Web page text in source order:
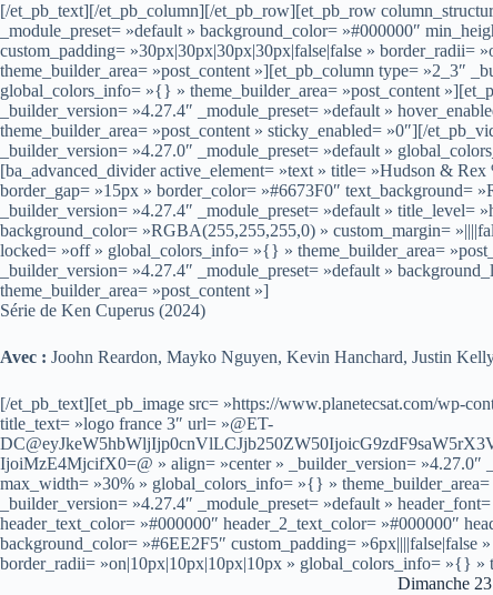
[/et_pb_text][/et_pb_column][/et_pb_row][et_pb_row
_module_preset= »default » background_color= »#000000″
custom_padding= »30px|30px|30px|30px|false|false »
theme_builder_area= »post_content »][et_pb_column type= »2_3″
global_colors_info= »{} » theme_builder_area= »post_content
_builder_version= »4.27.4″ _module_preset= »default »
theme_builder_area= »post_content » sticky_enabled= »0″][/
_builder_version= »4.27.0″ _module_preset= »default »
[ba_advanced_divider active_element= »text » title= »Hudson &
border_gap= »15px » border_color= »#6673F0″ text_background=
_builder_version= »4.27.4″ _module_preset= »default » title_level=
background_color= »RGBA(255,255,255,0) » custom_margin=
locked= »off » global_colors_info= »{} » theme_builder_area=
_builder_version= »4.27.4″ _module_preset= »default »
theme_builder_area= »post_content »]
Série de Ken Cuperus (2024)
Avec : Joohn Reardon, Mayko Nguyen, Kevin Hanchard, Justin
[/et_pb_text][et_pb_image src= »https://www.planetecsat.com/wp-
title_text= »logo france 3″ url= »@ET-
IjoiMzE4MjcifX0=@ » align= »center » _builder_version= »4.27.0″
max_width= »30% » global_colors_info= »{} »
_builder_version= »4.27.4″ _module_preset= »default »
header_text_color= »#000000″ header_2_text_color= »#000000″
background_color= »#6EE2F5″ custom_padding= »6px||||false|false
border_radii= »on|10px|10px|10px|10px » global_colors_info= »{} »
Dimanche